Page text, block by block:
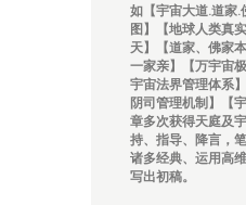
如【宇宙大道.道家.
图】【地球人类真
天】【道家、佛家
一家亲】【万宇宙
宇宙法界管理体系
阴司管理机制】【
章多次获得天庭及
持、指导、降言，
诸多经典、运用高
写出初稿。